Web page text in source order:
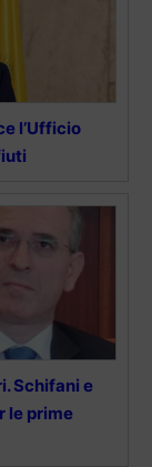
l’Ufficio
Schifani e
le prime